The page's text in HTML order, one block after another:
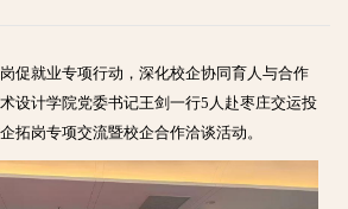
促就业专项行动，深化校企协同育人与合作
设计学院党委书记王剑一行5人赴枣庄交运投
拓岗专项交流暨校企合作洽谈活动。